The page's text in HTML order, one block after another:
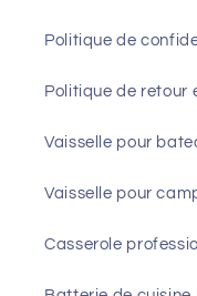
Politique de
Politique de retour
Vaisselle pour
Vaisselle pour
Casserole